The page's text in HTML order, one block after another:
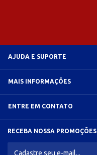
AJUDA E SUPORTE
MAIS INFORMAÇÕES
ENTRE EM CONTATO
RECEBA NOSSA PROMOÇÕES